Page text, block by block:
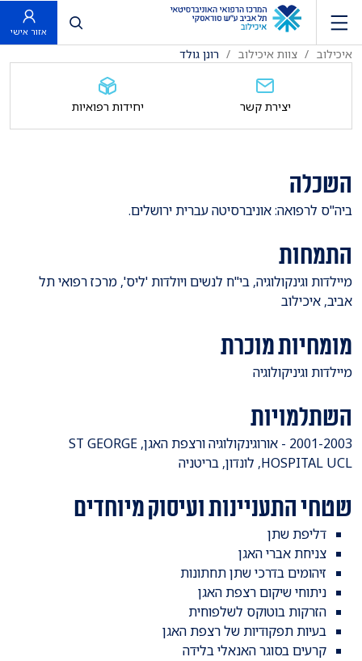
פתח חיפוש
אזור אישי
איכילוב צוות איכילוב רונן גולד
השכלה
​ביה"ס לרפואה: אוניברסיטה עברית ירושלים.
התמחות
​מיילדות וגינקולוגיה, בי"ח לנשים ויולדות 'ליס', מרכז רפואי תל
אביב, איכילוב
מומחיות מוכרת
​מיילדות וגיניקולוגיה
השתלמויות
2001-2003 - אורוגינקולוגיה ורצפת האגן, ST GEORGE
HOSPITAL UCL, לונדון, בריטניה
שטחי התעניינות ועיסוק מיוחדים
​דליפת שתן
צניחת אברי האגן
זיהומים בדרכי שתן תחתונות
ניתוחי שיקום רצפת האגן
הזרקות בוטוקס לשלפוחית
בעיות תפקודיות של רצפת האגן
קרעים בסוגר האנאלי בלידה
יצירת קשר יחידות רפואיות